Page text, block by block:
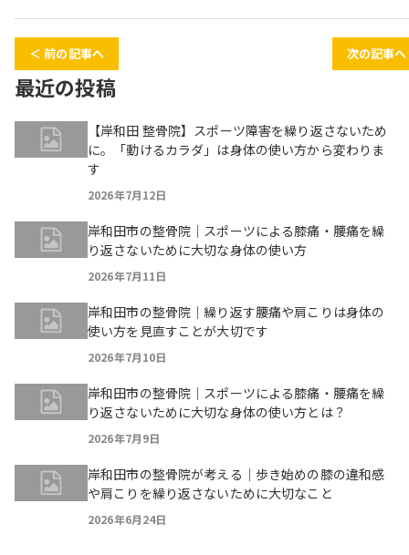
＜ 前の記事へ 次の記事
最近の投稿
【岸和田 整骨院】スポーツ障害を繰り返さないため
に。「動けるカラダ」は身体の使い方から変わりま
す
2026年7月12日
岸和田市の整骨院｜スポーツによる膝痛・腰痛を繰
り返さないために大切な身体の使い方
2026年7月11日
岸和田市の整骨院｜繰り返す腰痛や肩こりは身体の
使い方を見直すことが大切です
2026年7月10日
岸和田市の整骨院｜スポーツによる膝痛・腰痛を繰
り返さないために大切な身体の使い方とは？
2026年7月9日
岸和田市の整骨院が考える｜歩き始めの膝の違和感
や肩こりを繰り返さないために大切なこと
2026年6月24日